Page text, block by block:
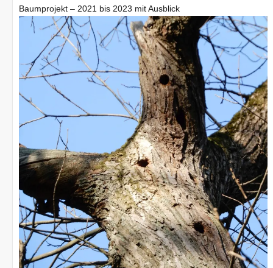
Baumprojekt – 2021 bis 2023 mit Ausblick